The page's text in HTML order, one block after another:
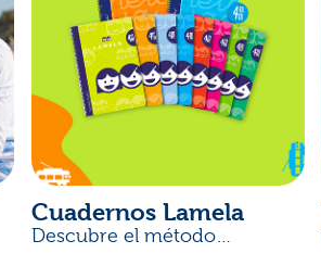
Cuadernos Lamela
Descubre el método